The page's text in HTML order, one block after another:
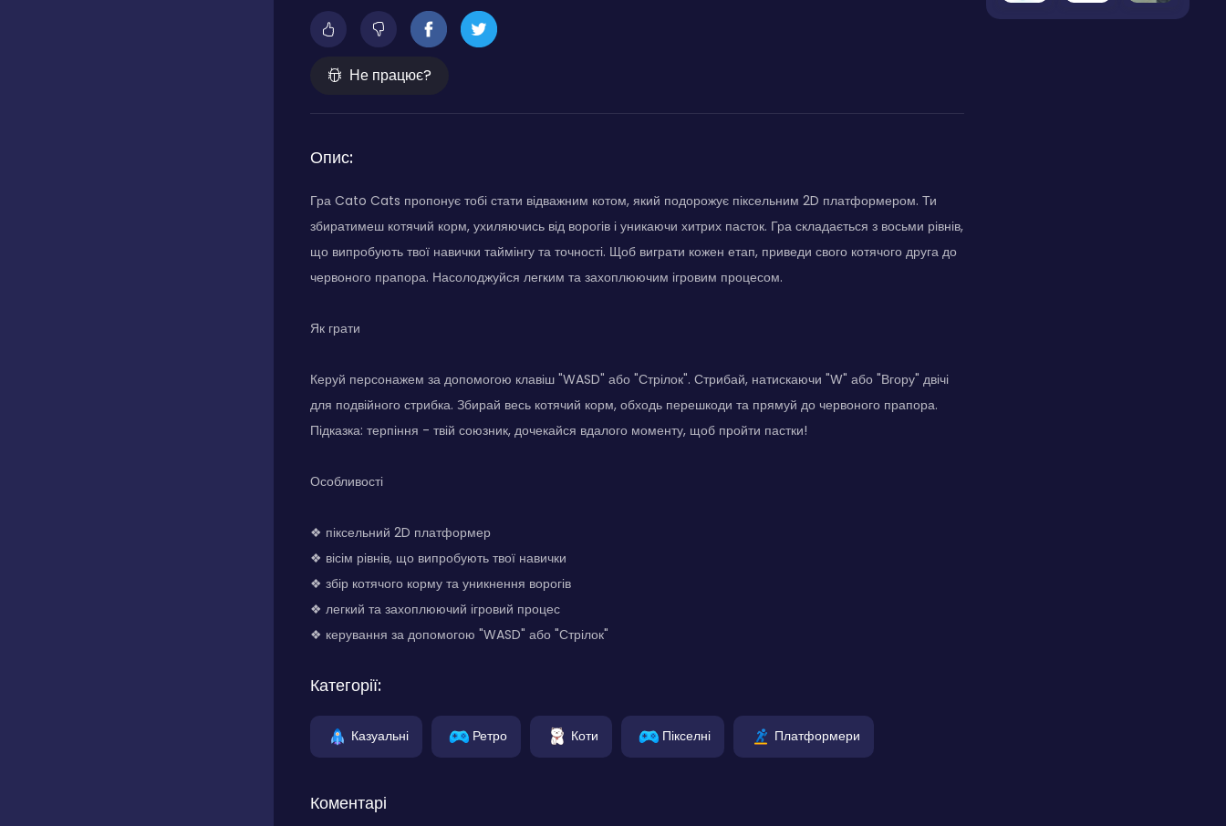
Не працює?
Опис:
Гра Cato Cats пропонує тобі стати відважним котом, який подорожує піксельним 2D платформером. Ти
збиратимеш котячий корм, ухиляючись від ворогів і уникаючи хитрих пасток. Гра складається з восьми рівнів,
що випробують твої навички таймінгу та точності. Щоб виграти кожен етап, приведи свого котячого друга до
червоного прапора. Насолоджуйся легким та захоплюючим ігровим процесом.
Як грати
Керуй персонажем за допомогою клавіш "WASD" або "Стрілок". Стрибай, натискаючи "W" або "Вгору" двічі
для подвійного стрибка. Збирай весь котячий корм, обходь перешкоди та прямуй до червоного прапора.
Підказка: терпіння - твій союзник, дочекайся вдалого моменту, щоб пройти пастки!
Особливості
❖ піксельний 2D платформер
❖ вісім рівнів, що випробують твої навички
❖ збір котячого корму та уникнення ворогів
❖ легкий та захоплюючий ігровий процес
❖ керування за допомогою "WASD" або "Стрілок"
Категорії:
Казуальні Ретро Коти Пікселні Платформери
Коментарі